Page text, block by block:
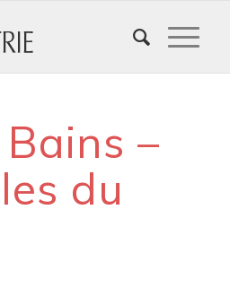
–
du